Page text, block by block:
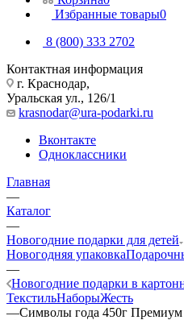
Избранные товары0
8 (800) 333 2702
Контактная информация
г. Краснодар,
Уральская ул., 126/1
krasnodar@ura-podarki.ru
Вконтакте
Одноклассники
Главная
—
Каталог
—
Новогодние подарки для детей
Новогодняя упаковка
—
Новогодние подарки в
ТекстильНаборыЖесть
—Символы года 450г Премиум